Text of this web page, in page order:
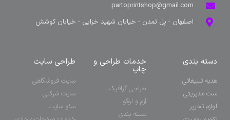
partoprintshop@gmail.com
اصفهان - پل تمدن - خیابان شهید خزایی - خیابان کوشش
دسته بندی
هدیه تبلیغاتی
ست مدیریتی
لوازم تحریر
خدمات طراحی و
چاپ
طراحی گرافیک
آرم و لوگو
بسته بندی
طراحی سایت
سایت فروشگاهی
سایت شرکتی
سئو سایت